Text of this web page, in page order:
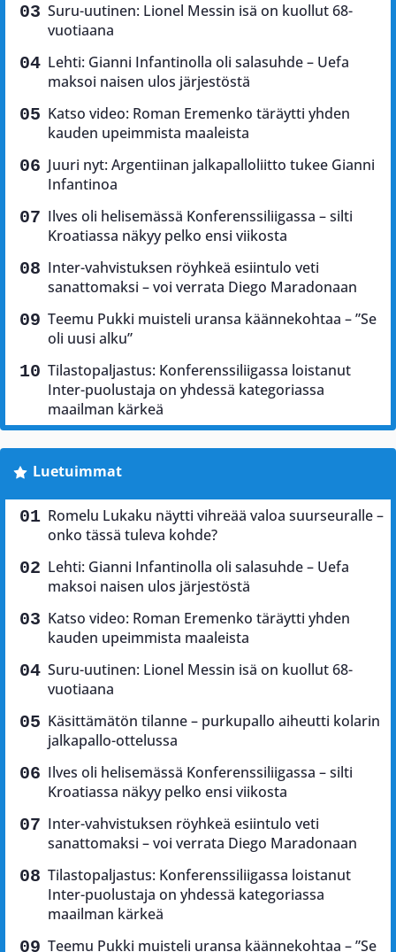
Suru-uutinen: Lionel Messin isä on kuollut 68-
vuotiaana
Lehti: Gianni Infantinolla oli salasuhde – Uefa
maksoi naisen ulos järjestöstä
Katso video: Roman Eremenko täräytti yhden
kauden upeimmista maaleista
Juuri nyt: Argentiinan jalkapalloliitto tukee Gianni
Infantinoa
Ilves oli helisemässä Konferenssiliigassa – silti
Kroatiassa näkyy pelko ensi viikosta
Inter-vahvistuksen röyhkeä esiintulo veti
sanattomaksi – voi verrata Diego Maradonaan
Teemu Pukki muisteli uransa käännekohtaa – ”Se
oli uusi alku”
Tilastopaljastus: Konferenssiliigassa loistanut
Inter-puolustaja on yhdessä kategoriassa
maailman kärkeä
Luetuimmat
Romelu Lukaku näytti vihreää valoa suurseuralle –
onko tässä tuleva kohde?
Lehti: Gianni Infantinolla oli salasuhde – Uefa
maksoi naisen ulos järjestöstä
Katso video: Roman Eremenko täräytti yhden
kauden upeimmista maaleista
Suru-uutinen: Lionel Messin isä on kuollut 68-
vuotiaana
Käsittämätön tilanne – purkupallo aiheutti kolarin
jalkapallo-ottelussa
Ilves oli helisemässä Konferenssiliigassa – silti
Kroatiassa näkyy pelko ensi viikosta
Inter-vahvistuksen röyhkeä esiintulo veti
sanattomaksi – voi verrata Diego Maradonaan
Tilastopaljastus: Konferenssiliigassa loistanut
Inter-puolustaja on yhdessä kategoriassa
maailman kärkeä
Teemu Pukki muisteli uransa käännekohtaa – ”Se